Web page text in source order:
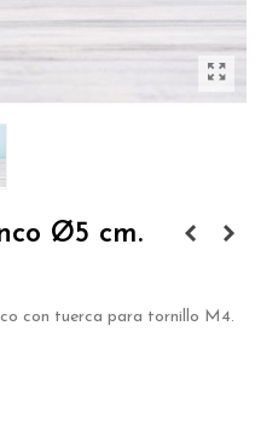
Ø5 cm.
con tuerca para tornillo M4.